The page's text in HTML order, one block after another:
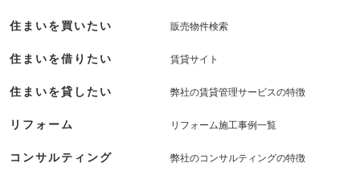
住まいを買いたい 販売物件検索
住まいを借りたい 賃貸サイト
住まいを貸したい 弊社の賃貸管理サービスの特徴
リフォーム リフォーム施工事例一覧
コンサルティング 弊社のコンサルティングの特徴